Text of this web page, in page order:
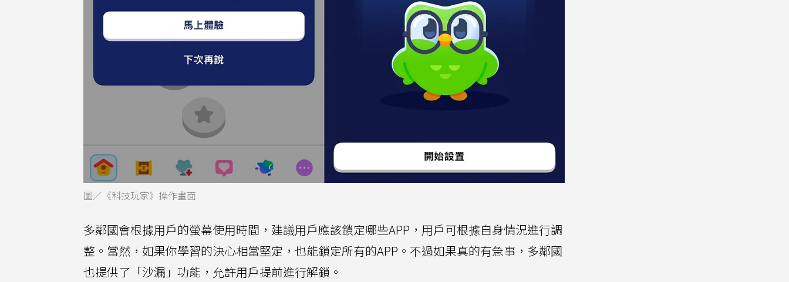
圖／《科技玩家》操作畫面
多鄰國會根據用戶的螢幕使用時間，建議用戶應該鎖定哪些APP，用戶可根據自身情況進行調
整。當然，如果你學習的決心相當堅定，也能鎖定所有的APP。不過如果真的有急事，多鄰國
也提供了「沙漏」功能，允許用戶提前進行解鎖。